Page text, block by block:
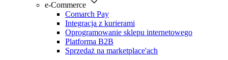
e-Commerce
Comarch Pay
Integracja z kurierami
Oprogramowanie sklepu internetowego
Platforma B2B
Sprzedaż na marketplace'ach